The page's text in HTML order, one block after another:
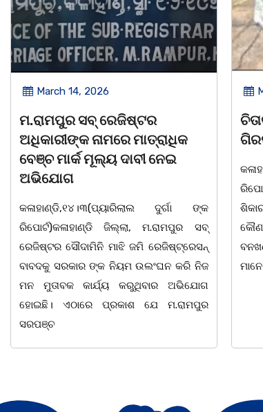
March 14, 2026
ଚିତାବାଘ ର ନଖ ଜବତ ତିନି ଯୁବକ
ଗିରଫ ଓ କୋର୍ଟ ଚାଲାଣ
କଳାହାଣ୍ଡି,୧୪|୩(ପ୍ୟାରିଲାଲ ଦୁର୍ଗା ଙ୍କ
ଶିକାର କରି ବ୍ୟବସାୟ ଚାଲୁଥିବା ସମ୍ପର୍କରେ
କୌଣସି ସୂତ୍ରରୁ ସୂଚନା ପାଇ କଳାହାଣ୍ଡି ଉତ୍ତର
ବନଖଣ୍ଡ ଅଧୀନ କେଗାଁ ରେଞ୍ଜର ବନ କର୍ମଚାରୀ
ମାନେ ଗରଗାବ ସେକ୍ସନ ଅଧୀନ କାନ୍ଦୁଲଝର
ସ୍ଥିତ
-